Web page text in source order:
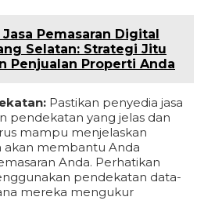
Pemasaran Digital
Selatan: Strategi Jitu
Penjualan Properti Anda
Pastikan penyedia jasa
pendekatan yang jelas dan
mampu menjelaskan
akan membantu Anda
Anda. Perhatikan
pendekatan data-
mereka mengukur